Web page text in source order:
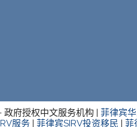
府授权中文服务机构 | 菲律宾
服务 | 菲律宾SIRV投资移民 | 菲